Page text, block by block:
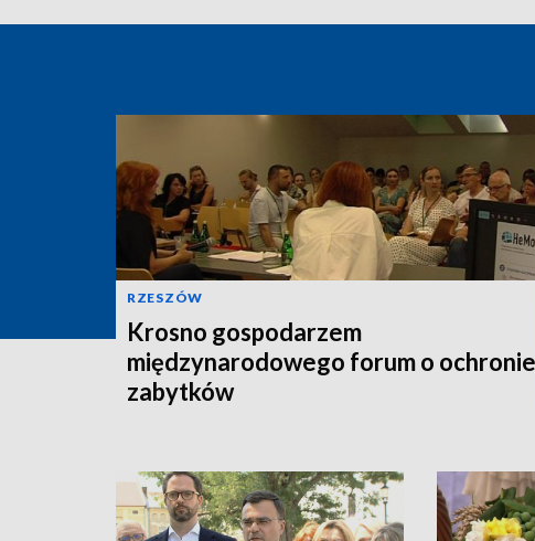
RZESZÓW
Krosno gospodarzem
międzynarodowego forum o ochronie
zabytków